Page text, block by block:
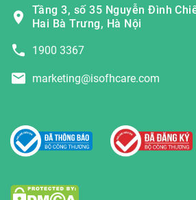
Tầng 3, số 35 Nguyễn Đình
Hai Bà Trưng, Hà Nội
1900 3367
marketing@isofhcare.com